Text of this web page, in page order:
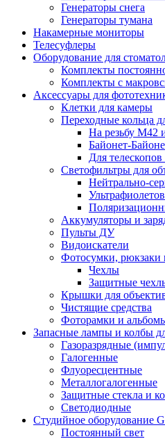
Генераторы снега
Генераторы тумана
Накамерные мониторы
Телесуфлеры
Оборудование для
Комплекты
Комплекты с
Аксессуары для
Клетки для камеры
Переходные кольца
На резьбу М42
Байонет-
Для
Светофильтры для
Нейтрально-
Аккумуляторы и
Пульты ДУ
Видоискатели
Фотосумки, рюкзаки
Чехлы
Защитные
Крышки для
Чистящие средства
Фоторамки и
Запасные лампы и колбы
Газоразрядные
Галогенные
Флуоресцентные
Металлогалогенные
Защитные стекла и
Светодиодные
Студийное оборудование
Постоянный свет